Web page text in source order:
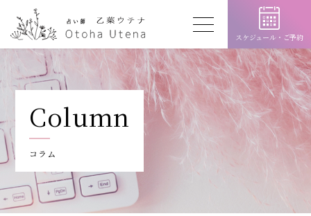
スケジュール・ ご予約
Column
コラム